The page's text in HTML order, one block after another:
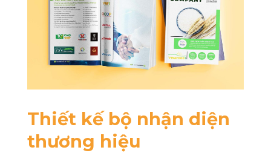
Thiết kế bộ nhận diện
thương hiệu